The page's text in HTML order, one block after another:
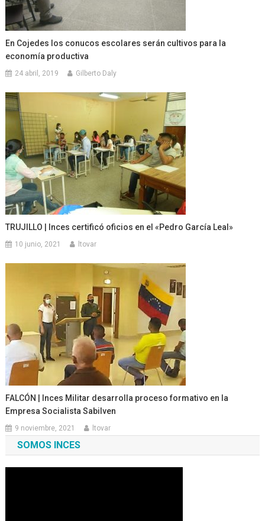
En Cojedes los conucos escolares serán cultivos para la
economía productiva
24 abril, 2019 Gilberto Daly
TRUJILLO | Inces certificó oficios en el «Pedro García Leal»
10 junio, 2021 ltovar
FALCÓN | Inces Militar desarrolla proceso formativo en la
Empresa Socialista Sabilven
9 noviembre, 2021 ltovar
SOMOS INCES